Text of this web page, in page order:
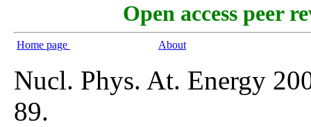
Open access peer
Home page About
Nucl. Phys. At. Energy
89.